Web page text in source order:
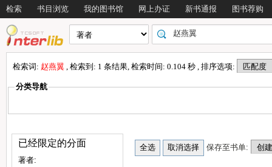
检索 书目浏览 我的图书馆 网上办证 新书通报 图书荐购
检索词: 赵燕翼 , 检索到: 1 条结果, 检索时间: 0.104 秒 , 排序选项:
分类导航
已经限定的分面
著者:
保存至书单: